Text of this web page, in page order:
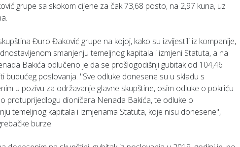
grupe sa skokom cijene za čak 73,68 posto, na 2,97 kuna, uz
Đuro Đaković grupe na kojoj, kako su izvijestili iz kompanije,
smanjenju temeljnog kapitala i izmjeni Statuta, a na
Bakića odlučeno je da se prošlogodišnji gubitak od 104,46
budućeg poslovanja. "Sve odluke donesene su u skladu s
u pozivu za održavanje glavne skupštine, osim odluke o pokriću
protuprijedlogu dioničara Nenada Bakića, te odluke o
temeljnog kapitala i izmjenama Statuta, koje nisu donesene",
burze.